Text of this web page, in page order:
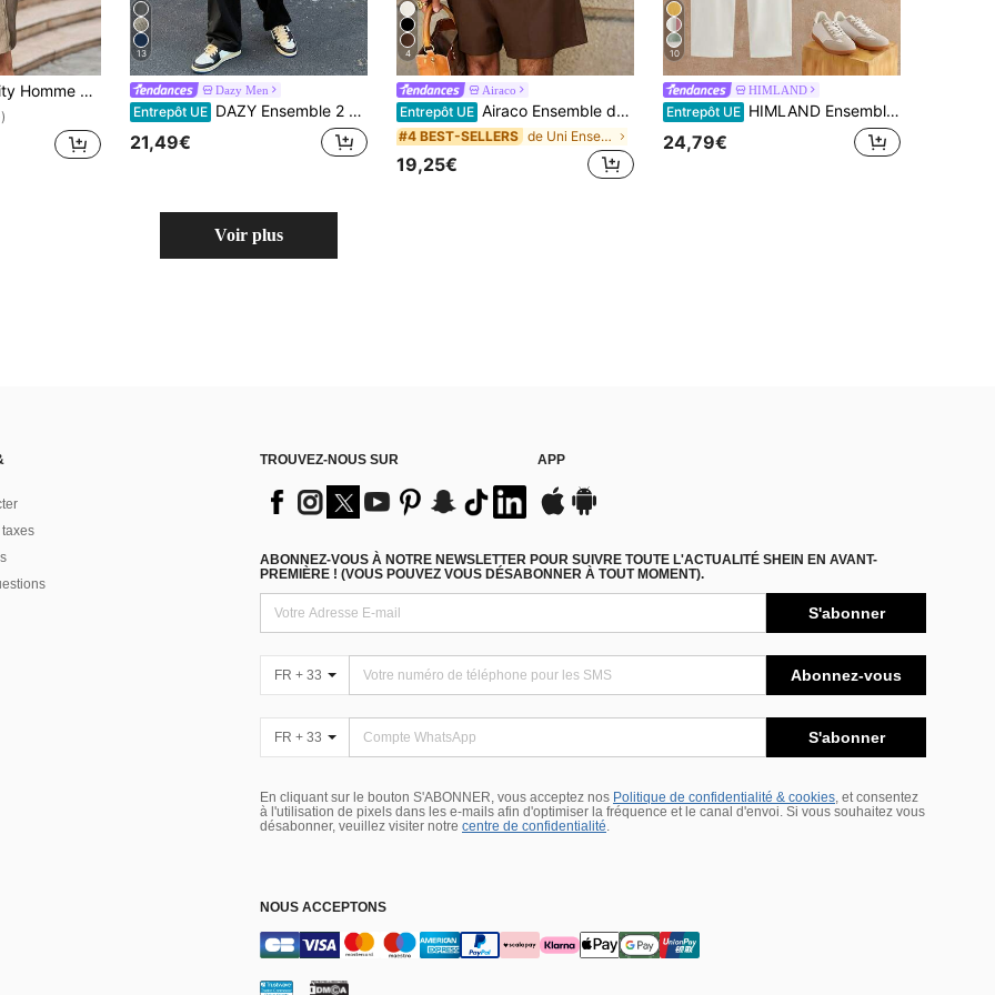
manches courtes à rayures et short, tenue de vacances et de villégiature, style Old Money élégant, formel
13
Dazy Men
Entrepôt UE DAZY Ensemble 2 pièces pour hommes, Top à manches courtes de couleur unie et pantalon long, printemps/été
21,49€
4
Airaco
Entrepôt UE Airaco Ensemble de gilet décontracté pour homme
#4 BEST-SELLERS de Uni Ensemble débardeur pour homme
19,25€
10
HIMLAND
Entrepôt UE HIMLAND Ensemble 2 pièces pour homme couleur unie avec chemise à manches courtes et pantalon large à taille élastique à cordon, tenue décontractée quotidienne, polo texturé vert sauge et pantalon blanc, ensemble d'été décontracté en maille gaufrée, style resort respirant pour le lounge, esthétique Old Money, chemise Henley à manches courtes et pantalon, coupe relax pour invité de mariage à la plage, tenue smart décontracté quotidienne, ensemble polo texturé vert sauge et pantalon blanc, style lin, pantalon à taille élastique, tenue de vacances à la plage, ensemble t-shirt col polo, coupe clean, cadeau pour la fête des pères
24,79€
Voir plus
taxes
TROUVEZ-NOUS SUR APP
ABONNEZ-VOUS À NOTRE NEWSLETTER POUR SUIVRE TOUTE L'ACTUALITÉ SHEIN EN AVANT-
PREMIÈRE ! (VOUS POUVEZ VOUS DÉSABONNER À TOUT MOMENT).
S'abonner
FR + 33 Abonnez-vous
FR + 33 S'abonner
En cliquant sur le bouton S'ABONNER, vous acceptez nos Politique de confidentialité & cookies, et consentez
à l'utilisation de pixels dans les e-mails afin d'optimiser la fréquence et le canal d'envoi. Si vous souhaitez vous
désabonner, veuillez visiter notre centre de confidentialité.
NOUS ACCEPTONS